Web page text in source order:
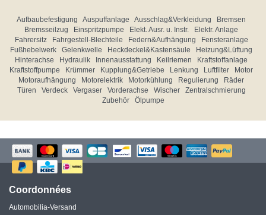
Aufbaubefestigung Auspuffanlage Ausschlag&Verkleidung
Bremsen
Bremsseilzug
Einspritzpumpe Elekt. Ausr. u. Instr.
Elektr. Anlage
Fahrersitz
Fahrgestell-Blechteile Federn&Aufhängung
Fensteranlage
Fußhebelwerk
Gelenkwelle Heckdeckel&Kastensäule
Heizung&Lüftung
Hinterachse
Hydraulik Innenausstattung Keilriemen
Kraftstoffanlage
Kraftstoffpumpe
Krümmer Kupplung&Getriebe Lenkung Luftfilter
Motor
Motoraufhängung
Motorelektrik Motorkühlung Regulierung
Räder
Türen
Verdeck Vergaser Vorderachse Wischer
Zentralschmierung
Zubehör
Ölpumpe
Coordonnées
Automobilia-Versand